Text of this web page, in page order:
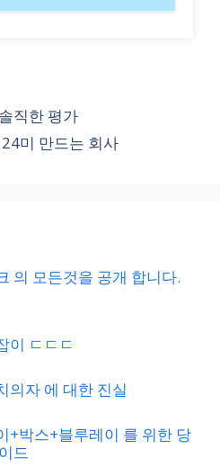
직한 평가
미 만드는 회사
의 모든것을 공개 합니다.
이 ㄷㄷㄷ
의자 에 대한 진실
+박스+블루레이 를 위한 당
드